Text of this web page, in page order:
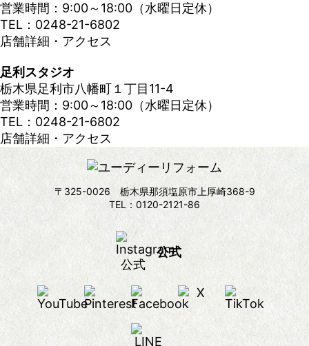
営業時間：9:00～18:00（水曜日定休）
TEL：0248-21-6802
店舗詳細・アクセス
足利スタジオ
栃木県足利市八幡町１丁目11-4
営業時間：9:00～18:00（水曜日定休）
TEL：0248-21-6802
店舗詳細・アクセス
〒325-0026 栃木県那須塩原市上厚崎368-9
TEL：0120-2121-86
公式